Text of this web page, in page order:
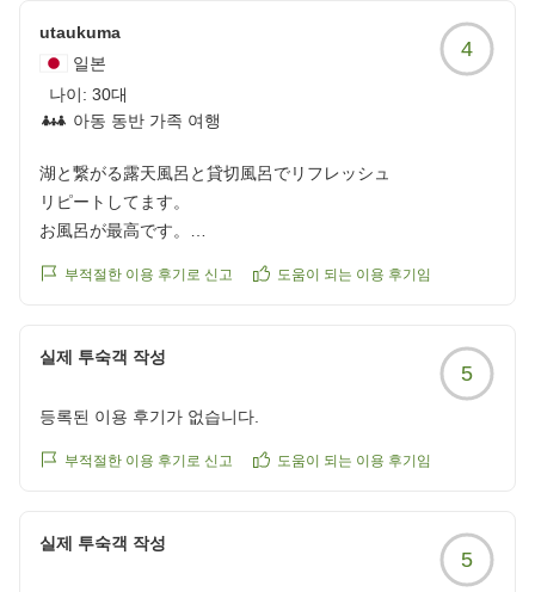
暑い一日で富士山には雲がかかりカスっていて全貌が見えず
諦めていましたが、宿泊した翌朝には嘘のようにスッキリと
して富士山を目の前で綺麗な姿で観れ感度もの。運良く、湖
面に映る逆さ富士まで観れました!
また、夕飯の1日5食限定の鉄板焼きが最高過ぎました。シェ
フのお話しも楽しく、大変美味しく見た目にも美しいお食事
に大満足です。
がら頂けるので何を食べても満足度はあります 笑
います!本当に有難うございました。
他の画像やクチコミの詳細はこちらから
utaukuma
일본
나이: 30대
아동 동반 가족 여행
4
湖と繋がる露天風呂と貸切風呂でリフレッシュ
リピートしてます。
お風呂が最高です。
貸切風呂も毎回入っていますが、小さいビールも置いてあ
子どもなしで久しぶりの夫婦水入らずで、とってもリフレッ
クチコミの詳細はこちらから
https://review.travel.rakuten.co.jp/hotel/voice/29755?
부적절한 이용 후기로 신고 도움이 되는 이용 후기임
실제 투숙객 작성
5
등록된 이용 후기가 없습니다.
부적절한 이용 후기로 신고 도움이 되는 이용 후기임
실제 투숙객 작성
5